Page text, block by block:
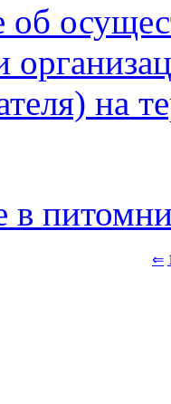
об
на
в
⇐